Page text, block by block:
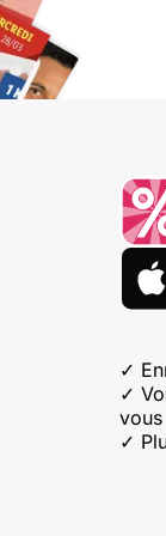
✓
✓
vous
✓